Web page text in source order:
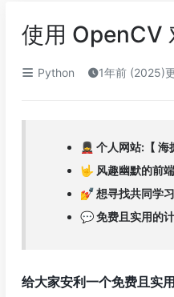
使用 OpenCV
Python 1年前 (2025)
💂 个人网站:【 海
🤟 风趣幽默的前
💅 想寻找共同学
💬 免费且实用的
给大家安利一个免费且实